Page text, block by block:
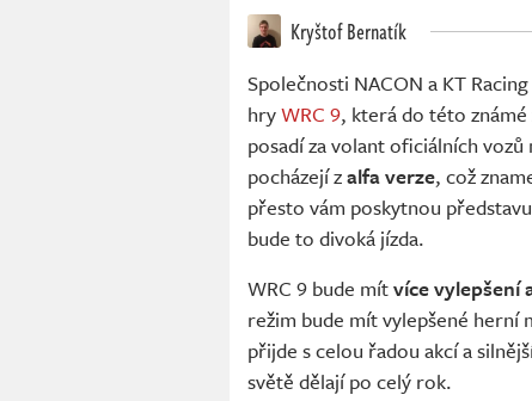
Kryštof Bernatík
Společnosti NACON a KT
hryWRC 9, která do této známé
posadí za volant oficiálních
pocházejí zalfa verze, což
přesto vám poskytnou
bude to divoká jízda.
WRC 9 bude mítvíce vylepšení
režim bude mít vylepšené herní
přijde s celou řadou akcí a
světě dělají po celý rok.